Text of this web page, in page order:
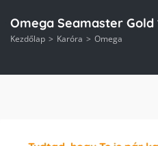
Omega Seamaster Gold
Kezdőlap Karóra Omega